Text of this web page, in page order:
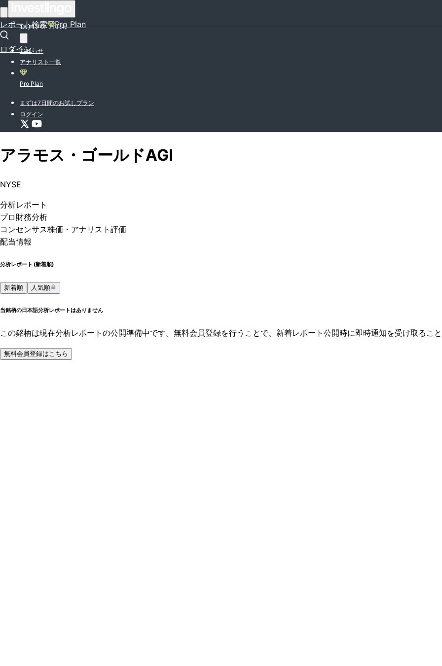
レポート検索 Pro Plan
ログイン
投資入門特集
お知らせ
アナリスト一覧
Pro Plan
まずは7日間のお試しプラン
ログイン
アラモス・ゴールドAGI
NYSE
分析レポート
プロ 財務分析
コンセンサス株価 ・アナリスト評価
配当情報
分析レポート (新着順)
新着順 人気順
当銘柄の日本語分析レポートはありません
この銘柄は現在分析レポートの公開準備中です。無料会員登録を行うことで、新着レポート公開時に即時通知を受け取ること
無料会員登録はこちら